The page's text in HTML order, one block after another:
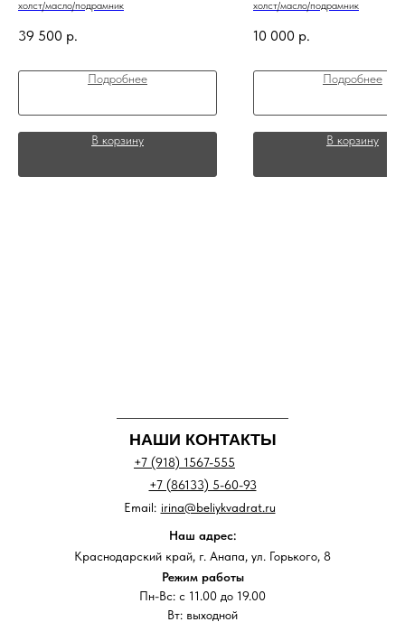
холст/масло/подрамник
39 500 р.
Подробнее
В корзину
холст/масло/подрамник
10 000 р.
Подробнее
В корзину
НАШИ КОНТАКТЫ
+7 (918) 1567-555
+7 (86133) 5-60-93
Наш адрес:
Краснодарский край, г. Анапа, ул. Горького, 8
Режим работы
Пн-Вс: с 11.00 до 19.00
Вт: выходной
irina@beliykvadrat.ru
Email: